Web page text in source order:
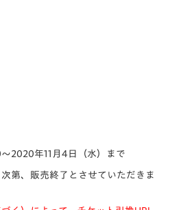
2020年11月4日（水）まで
第、販売終了とさせていただきま